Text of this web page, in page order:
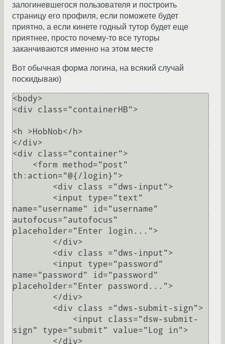
залогиневшегося пользователя и построить
страницу его профиля, если поможете будет
приятно, а если кинете годный тутор будет еще
приятнее, просто почему-то все туторы
заканчиваются именно на этом месте
Вот обычная форма логина, на всякий случай
поскидываю)
<body>
<div class="containerHB">
<h >HobNob</h>
</div>
<div class="container">
th:action="@{/login}">
name="username" id="username"
autofocus="autofocus"
placeholder="Enter login...">
name="password" id="password"
placeholder="Enter password...">
sign" type="submit" value="Log in">